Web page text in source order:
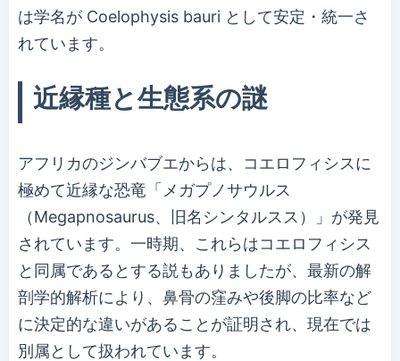
は学名が Coelophysis bauri として安定・統一さ
れています。
近縁種と生態系の謎
アフリカのジンバブエからは、コエロフィシスに
極めて近縁な恐竜「メガプノサウルス
（Megapnosaurus、旧名シンタルスス）」が発見
されています。一時期、これらはコエロフィシス
と同属であるとする説もありましたが、最新の解
剖学的解析により、鼻骨の窪みや後脚の比率など
に決定的な違いがあることが証明され、現在では
別属として扱われています。